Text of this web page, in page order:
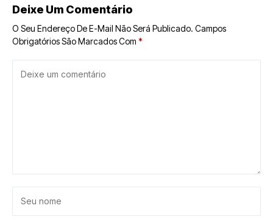
Deixe Um Comentário
O Seu Endereço De E-Mail Não Será Publicado. Campos
Obrigatórios São Marcados Com *